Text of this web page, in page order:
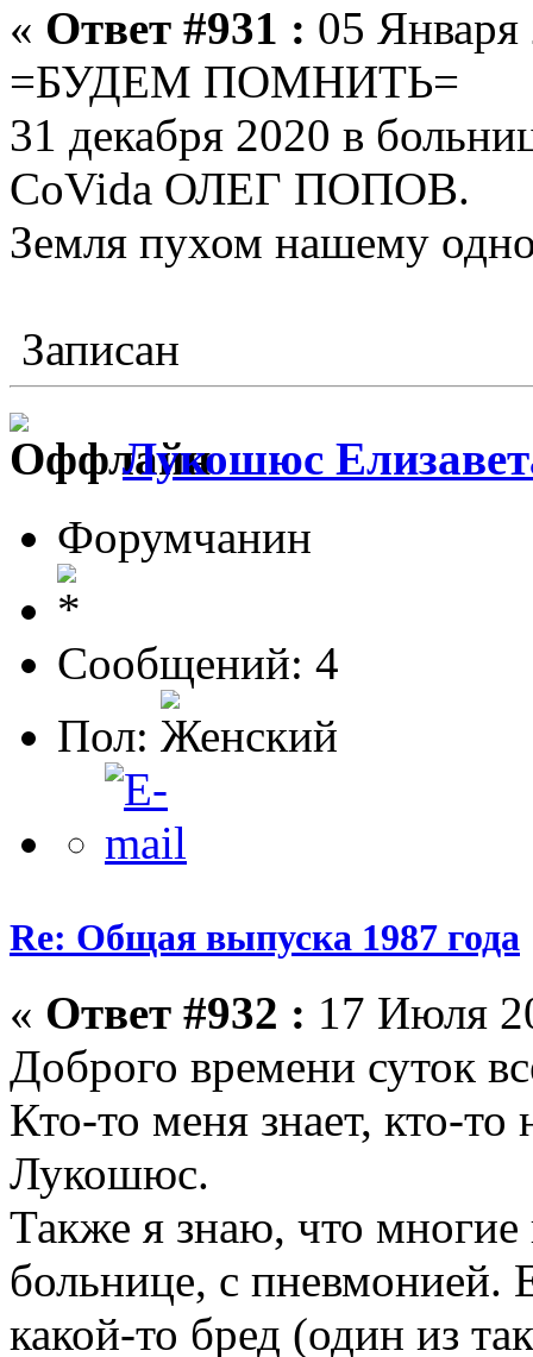
« Ответ #931 : 05
=БУДЕМ ПОМНИТЬ=
31 декабря 2020 в
CoVida ОЛЕГ ПОПОВ.
Земля пухом нашему
Записан
Лукошюс
Форумчанин
Сообщений: 4
Пол:
Re: Общая выпуска 1987 года
« Ответ #932 : 17 Июля
Доброго времени суток
Кто-то меня знает, кто-
Лукошюс.
Также я знаю, что
больнице, с пневмонией.
какой-то бред (один из